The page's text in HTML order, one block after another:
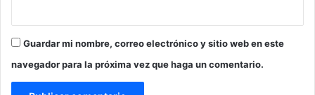
Guardar mi nombre, correo electrónico y sitio web en este
navegador para la próxima vez que haga un comentario.